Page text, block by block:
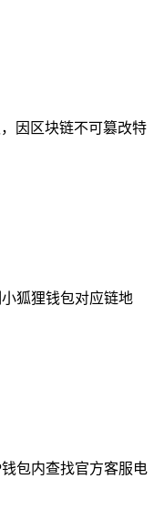
因区块链不可篡改特
狐狸钱包对应链地
包内查找官方客服电